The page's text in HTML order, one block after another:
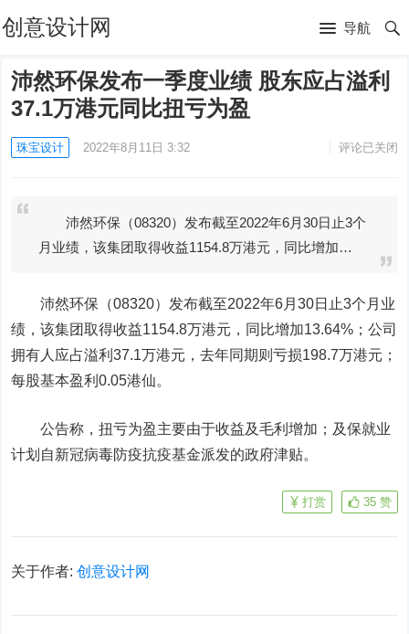
创意设计网 导航
沛然环保发布一季度业绩 股东应占溢利
37.1万港元同比扭亏为盈
珠宝设计 2022年8月11日 3:32 评论已关闭
沛然环保（08320）发布截至2022年6月30日止3个
月业绩，该集团取得收益1154.8万港元，同比增加…
沛然环保 （08320）发布截至2022年6月30日止3个月业
绩，该集团取得收益1154.8万港元，同比增加13.64%；公司
拥有人应占溢利37.1万港元，去年同期则亏损198.7万港元；
每股基本盈利0.05港仙。
公告称，扭亏为盈主要由于收益及毛利增加；及保就业
计划自新冠病毒防疫抗疫基金派发的政府津贴。
35 赞
打赏
关于作者:创意设计网